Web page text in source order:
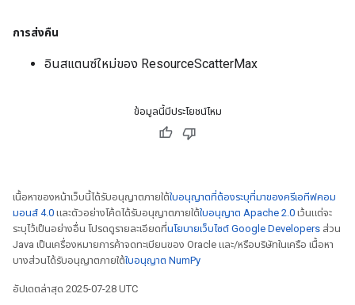
การส่งคืน
อินสแตนซ์ใหม่ของ ResourceScatterMax
ข้อมูลนี้มีประโยชน์ไหม
เนื้อหาของหน้าเว็บนี้ได้รับอนุญาตภายใต้ใบอนุญาตที่ต้องระบุที่มาของครีเอทีฟคอม
มอนส์ 4.0 และตัวอย่างโค้ดได้รับอนุญาตภายใต้ใบอนุญาต Apache 2.0 เว้นแต่จะ
ระบุไว้เป็นอย่างอื่น โปรดดูรายละเอียดที่นโยบายเว็บไซต์ Google Developers ส่วน
Java เป็นเครื่องหมายการค้าจดทะเบียนของ Oracle และ/หรือบริษัทในเครือ เนื้อหา
บางส่วนได้รับอนุญาตภายใต้ใบอนุญาต NumPy
อัปเดตล่าสุด 2025-07-28 UTC